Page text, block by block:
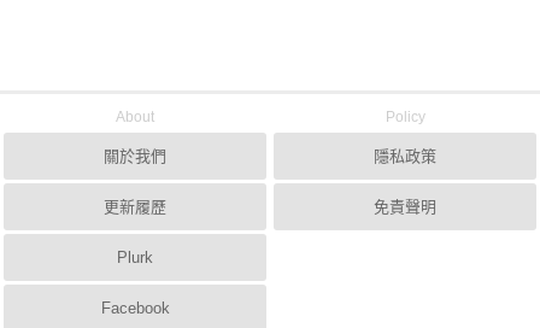
About
關於我們
更新履歷
Plurk
Facebook
Policy
隱私政策
免責聲明